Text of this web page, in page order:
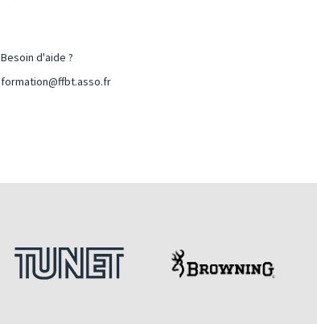
Besoin d'aide ?
formation@ffbt.asso.fr